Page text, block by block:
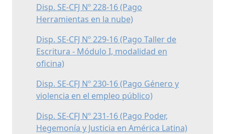
Disp. SE-CFJ Nº 228-16 (Pago
Herramientas en la nube)
Disp. SE-CFJ Nº 229-16 (Pago Taller de
Escritura - Módulo I, modalidad en
oficina)
Disp. SE-CFJ Nº 230-16 (Pago Género y
violencia en el empleo público)
Disp. SE-CFJ Nº 231-16 (Pago Poder,
Hegemonía y Justicia en América Latina)